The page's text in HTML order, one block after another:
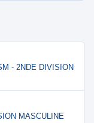
- 2NDE DIVISION
MASCULINE